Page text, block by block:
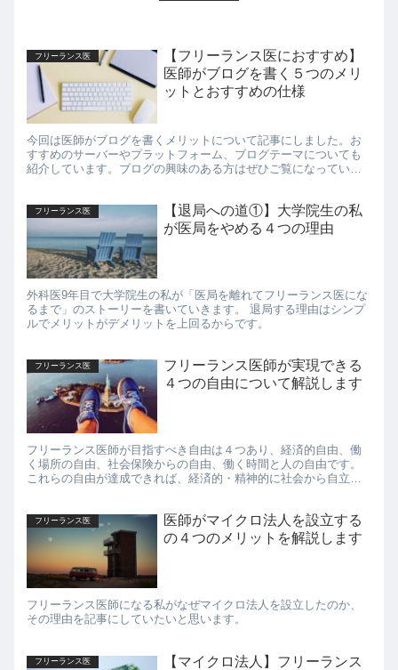
フリーランス医
【フリーランス医におすすめ】
医師がブログを書く５つのメリ
ットとおすすめの仕様
今回は医師がブログを書くメリットについて記事にしました。お
すすめのサーバーやプラットフォーム、ブログテーマについても
紹介しています。ブログの興味のある方はぜひご覧になっていた
フリーランス医
【退局への道①】大学院生の私
が医局をやめる４つの理由
外科医9年目で大学院生の私が「医局を離れてフリーランス医にな
るまで」のストーリーを書いていきます。 退局する理由はシンプ
ルでメリットがデメリットを上回るからです。
フリーランス医
フリーランス医師が実現できる
４つの自由について解説します
フリーランス医師が目指すべき自由は４つあり、経済的自由、働
く場所の自由、社会保険からの自由、働く時間と人の自由です。
これらの自由が達成できれば、経済的・精神的に社会から自立し
フリーランス医
医師がマイクロ法人を設立する
の４つのメリットを解説します
フリーランス医師になる私がなぜマイクロ法人を設立したのか、
その理由を記事にしていたいと思います。
フリーランス医
【マイクロ法人】フリーランス